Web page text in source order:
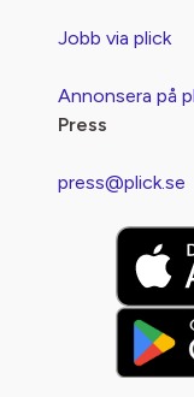
Jobb via plick
Annonsera på
Press
press@plick.se